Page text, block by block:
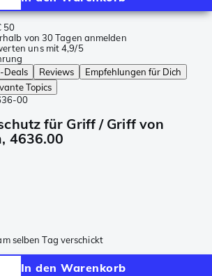
50
von 30 Tagen anmelden
uns mit 4,9/5
Deals Reviews
Empfehlungen für Dich
Topics
00
für Griff / Griff von
4636.00
selben Tag verschickt
In den Warenkorb